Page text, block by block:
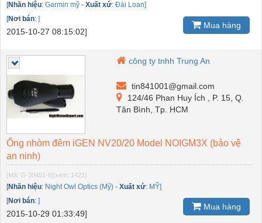
[Nhãn hiệu: Garmin mỹ - Xuất xứ: Đài Loan]
[Nơi bán: ]
2015-10-27 08:15:02]
Mua hàng
công ty tnhh Trung An
tin841001@gmail.com
124/46 Phan Huy Ích , P. 15, Q.
Tân Bình, Tp. HCM
Ống nhòm đêm iGEN NV20/20 Model NOIGM3X (bảo vệ
an ninh)
[Mã: G-30451-6] [xem: 1421]
[Nhãn hiệu: Night Owl Optics (Mỹ) - Xuất xứ: MỸ]
[Nơi bán: ]
2015-10-29 01:33:49]
Mua hàng